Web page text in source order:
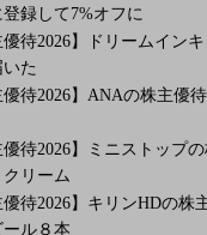
録して7%オフに
優待2026】ドリームイン
た
優待2026】ANAの株主優
優待2026】ミニストップ
リーム
優待2026】キリンHDの株
ル８本